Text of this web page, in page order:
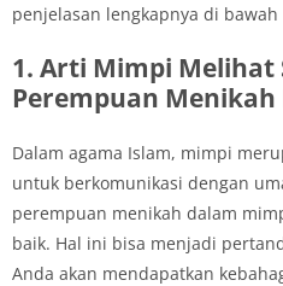
penjelasan lengkapnya di bawah
1. Arti Mimpi Melihat
Perempuan
Dalam agama Islam, mimpi
untuk berkomunikasi dengan
perempuan menikah dalam
baik. Hal ini bisa menjadi
Anda akan mendapatkan